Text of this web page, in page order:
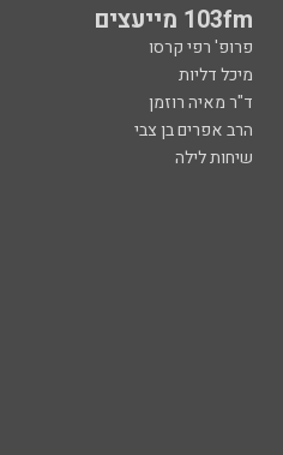
103fm מייעצים
פרופ' רפי קרסו
מיכל דליות
ד"ר מאיה רוזמן
הרב אפרים בן צבי
שיחות לילה